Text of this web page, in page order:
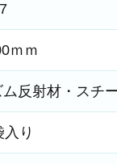
ｍｍ
反射材・スチ
り